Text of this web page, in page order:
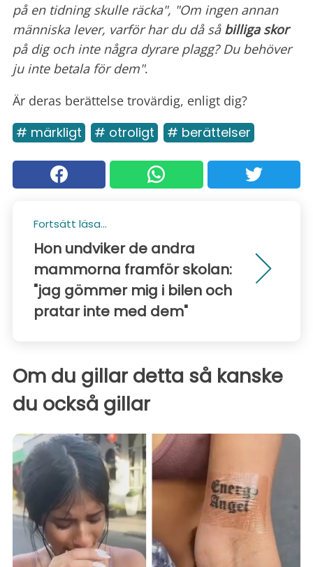
på en tidning skulle räcka", "Om ingen annan
människa lever, varför har du då så billiga skor
på dig och inte några dyrare plagg? Du behöver
ju inte betala för dem".
Är deras berättelse trovärdig, enligt dig?
# märkligt # otroligt # berättelser
Fortsätt läsa...
Hon undviker de andra
mammorna framför skolan:
"jag gömmer mig i bilen och
pratar inte med dem"
Om du gillar detta så kanske
du också gillar